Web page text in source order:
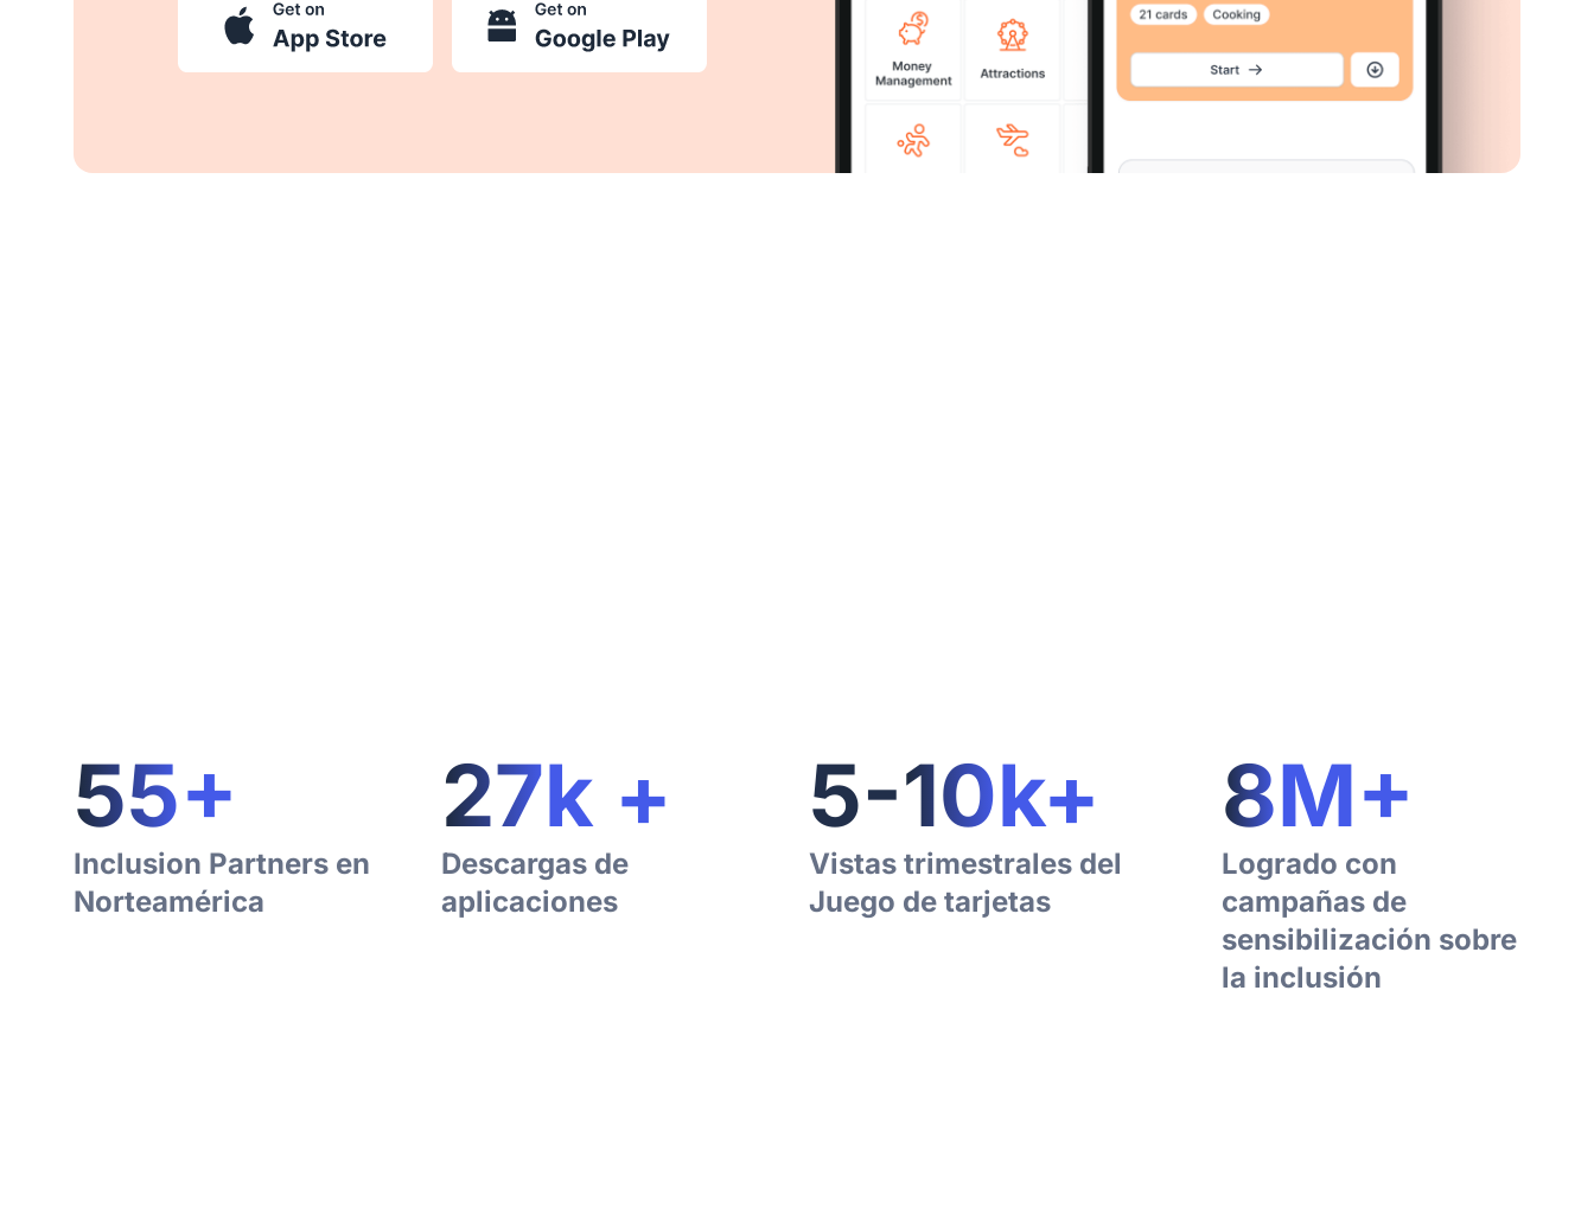
55+
Inclusion Partners en
Norteamérica
27k +
Descargas de
aplicaciones
5-10k+
Vistas trimestrales del
Juego de tarjetas
8M+
Logrado con
campañas de
sensibilización sobre
la inclusión